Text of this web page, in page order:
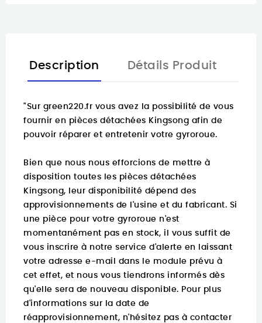
Description Détails Produit
"Sur green220.fr vous avez la possibilité de vous
fournir en pièces détachées Kingsong afin de
pouvoir réparer et entretenir votre gyroroue.
Bien que nous nous efforcions de mettre à
disposition toutes les pièces détachées
Kingsong, leur disponibilité dépend des
approvisionnements de l'usine et du fabricant. Si
une pièce pour votre gyroroue n'est
momentanément pas en stock, il vous suffit de
vous inscrire à notre service d'alerte en laissant
votre adresse e-mail dans le module prévu à
cet effet, et nous vous tiendrons informés dès
qu'elle sera de nouveau disponible. Pour plus
d'informations sur la date de
réapprovisionnement, n'hésitez pas à contacter